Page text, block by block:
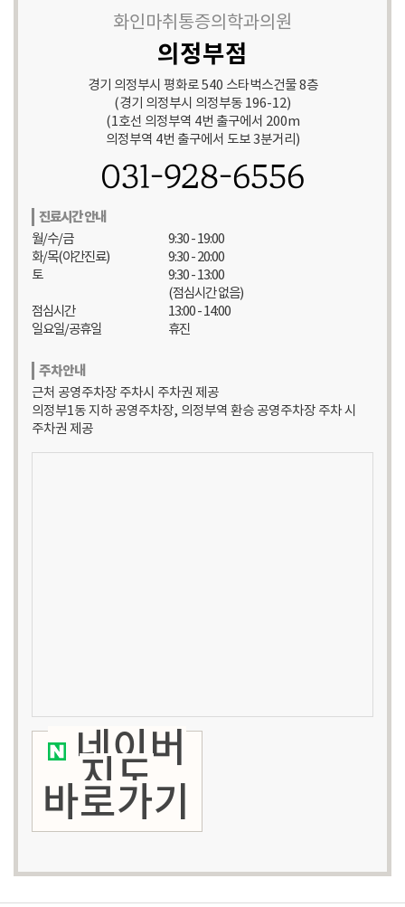
화인마취통증의학과의원
의정부점
경기 의정부시 평화로 540 스타벅스건물 8층
(경기 의정부시 의정부동 196-12)
(1호선 의정부역 4번 출구에서 200m
의정부역 4번 출구에서 도보 3분거리)
031-928-6556
진료시간 안내
월/수/금
화/목(야간진료)
토
점심시간
일요일/공휴일
9:30 - 19:00
9:30 - 20:00
9:30 - 13:00
(점심시간 없음)
13:00 - 14:00
휴진
주차안내
근처 공영주차장 주차시 주차권 제공
의정부1동 지하 공영주차장, 의정부역 환승 공영주차장 주차 시
주차권 제공
네이버
지도
바로가기